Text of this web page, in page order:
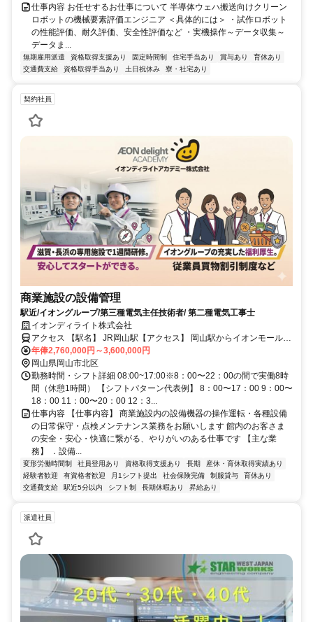
仕事内容 お任せするお仕事について 半導体ウェハ搬送向けクリーン
ロボットの機械要素評価エンジニア ＜具体的には＞ ・試作ロボット
の性能評価、耐久評価、安全性評価など ・実機操作～データ収集～
データま...
無期雇用派遣 資格取得支援あり 固定時間制 住宅手当あり 賞与あり
育休あり
交通費支給
資格取得手当あり 土日祝休み 寮・社宅あり
契約社員
商業施設の設備管理
駅近/イオングループ/第三種電気主任技術者/ 第二種電気工事士
イオンディライト株式会社
アクセス 【駅名】 JR岡山駅【アクセス】 岡山駅からイオンモール岡
山まで徒歩約3分
年俸2,760,000円～3,600,000円
岡山県岡山市北区
勤務時間・シフト詳細 08:00~17:00※8：00〜22：00の間で実働8時
間（休憩1時間） 【シフトパターン代表例】 8：00〜17：00 9：00〜
18：00 11：00〜20：00 12：3...
仕事内容 【仕事内容】 商業施設内の設備機器の操作運転・各種設備
の日常保守・点検メンテナンス業務をお願いします 館内のお客さま
の安全・安心・快適に繋がる、やりがいのある仕事です 【主な業
務】 ．設備...
変形労働時間制 社員登用あり 資格取得支援あり 長期
産休・育休取得実績あり
経験者歓迎
有資格者歓迎 月1シフト提出 社会保険完備 制服貸与
育休あり
交通費支給
駅近5分以内 シフト制 長期休暇あり 昇給あり
派遣社員